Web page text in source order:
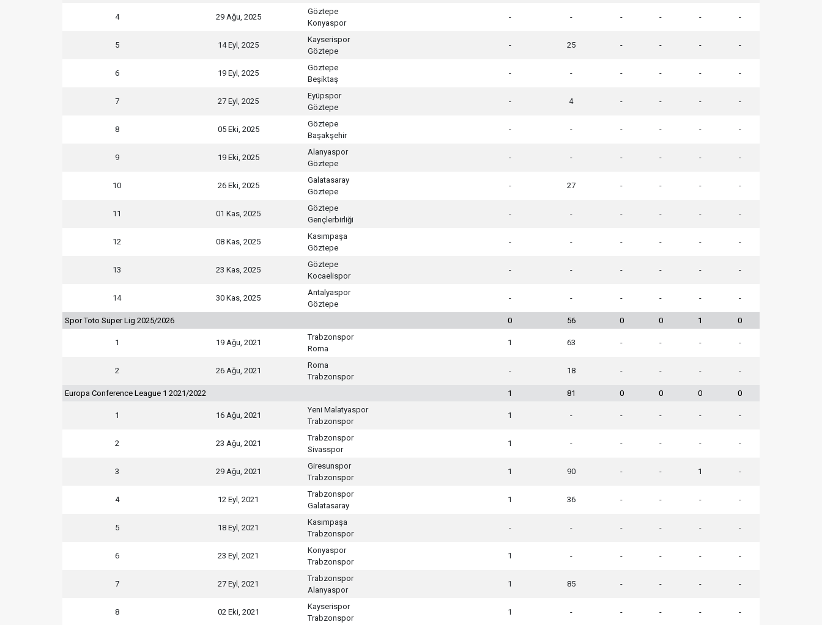
4 29 Ağu, 2025
Göztepe
Konyaspor
- - - - - -
5 14 Eyl, 2025
Kayserispor
Göztepe
- 25 - - - -
6 19 Eyl, 2025
Göztepe
Beşiktaş
- - - - - -
7 27 Eyl, 2025
Eyüpspor
Göztepe
- 4 - - - -
8 05 Eki, 2025
Göztepe
Başakşehir
- - - - - -
9 19 Eki, 2025
Alanyaspor
Göztepe
- - - - - -
10 26 Eki, 2025
Galatasaray
Göztepe
- 27 - - - -
11 01 Kas, 2025
Göztepe
Gençlerbirliği
- - - - - -
12 08 Kas, 2025
Kasımpaşa
Göztepe
- - - - - -
13 23 Kas, 2025
Göztepe
Kocaelispor
- - - - - -
14 30 Kas, 2025
Antalyaspor
Göztepe
- - - - - -
Spor Toto Süper Lig 2025/2026 0 56 0 0 1 0
1 19 Ağu, 2021
Trabzonspor
Roma
1 63 - - - -
2 26 Ağu, 2021
Roma
Trabzonspor
- 18 - - - -
Europa Conference League 1 2021/2022 1 81 0 0 0 0
1 16 Ağu, 2021
Yeni Malatyaspor
Trabzonspor
1 - - - - -
2 23 Ağu, 2021
Trabzonspor
Sivasspor
1 - - - - -
3 29 Ağu, 2021
Giresunspor
Trabzonspor
1 90 - - 1 -
4 12 Eyl, 2021
Trabzonspor
Galatasaray
1 36 - - - -
5 18 Eyl, 2021
Kasımpaşa
Trabzonspor
- - - - - -
6 23 Eyl, 2021
Konyaspor
Trabzonspor
1 - - - - -
7 27 Eyl, 2021
Trabzonspor
Alanyaspor
1 85 - - - -
8 02 Eki, 2021
Kayserispor
Trabzonspor
1 - - - - -